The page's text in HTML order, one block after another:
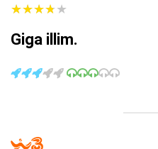
★★★★★
★★★★★
Giga illim.